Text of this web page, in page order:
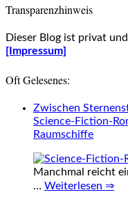
Transparenzhinweis
Dieser Blog ist privat
[Impressum]
Oft Gelesenes:
Zwischen
Science-Fiction-
Raumschiffe
Manchmal reicht
… Weiterlesen ⇒